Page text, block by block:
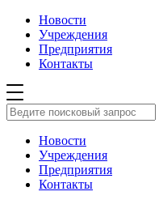
Новости
Учреждения
Предприятия
Контакты
Новости
Учреждения
Предприятия
Контакты